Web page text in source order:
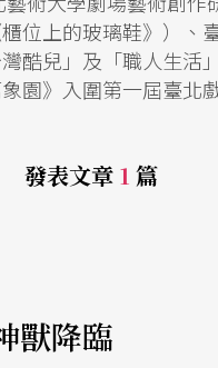
位上的玻璃鞋》）、
酷兒」及「職人生活
園》入圍第一屆臺北
發表文章 1 篇
獸降臨